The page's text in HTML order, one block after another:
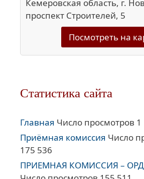
Кемеровская область, г.
проспект Строителей, 5
Посмотреть на
Статистика сайта
Главная Число просмотров 1
Приёмная комиссия Число
175 536
ПРИЕМНАЯ КОМИССИЯ –